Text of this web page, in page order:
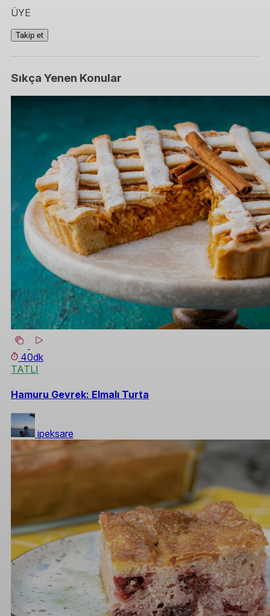
ÜYE
Takip et
Sıkça Yenen Konular
40dk
TATLI
Hamuru Gevrek: Elmalı Turta
ipeksare